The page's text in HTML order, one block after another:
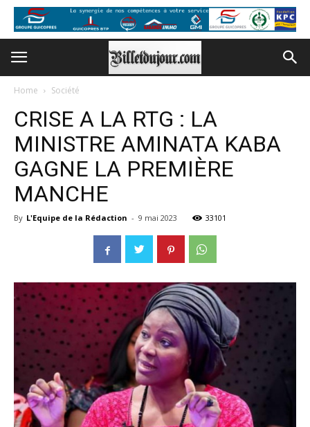
Home Société
CRISE A LA RTG : LA
MINISTRE AMINATA KABA
GAGNE LA PREMIÈRE
MANCHE
By L'Equipe de la Rédaction - 9 mai 2023 33101